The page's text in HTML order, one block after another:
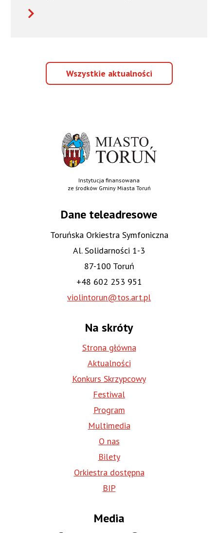
Wszystkie aktualnościWszystkie
aktualności
Instytucja finansowana
ze środków Gminy Miasta Toruń
Dane teleadresowe
Toruńska Orkiestra Symfoniczna
Al. Solidarności 1-3
87-100 Toruń
+48 602 253 951
violintorun@tos.art.pl
Na skróty
Strona główna
Aktualności
Konkurs Skrzypcowy
Festiwal
Program
Multimedia
O nas
Bilety
Orkiestra dostępna
BIP
Media